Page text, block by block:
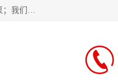
天津奥特泵业有限公司主要从事：不锈钢潜水泵、大流量潜水泵、高扬程潜水泵、矿用潜水泵、耐高温潜水泵、潜油电泵；我们以开发研制生产各种用途的水泵为主，历经十多年艰苦创业，已成为总资产达伍仟多万元，占地面积1万多平方米，年生产能力几百万（台）套，形成集设计研发、制造安装、技术服务于一体的现代规模型企业。